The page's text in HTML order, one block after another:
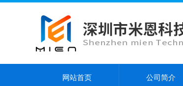
网站首页 公司简介